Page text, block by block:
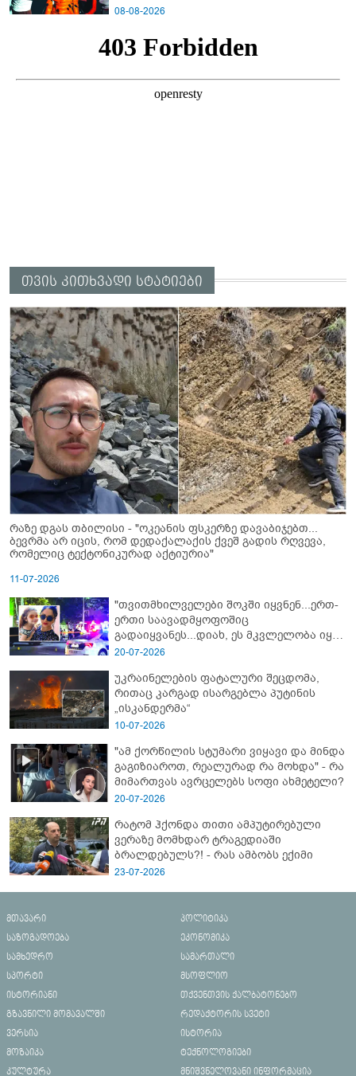
08-08-2026
თვის კითხვადი სტატიები
რაზე დგას თბილისი - "ოკეანის ფსკერზე დავაბიჯებთ...
ბევრმა არ იცის, რომ დედაქალაქის ქვეშ გადის რღვევა,
რომელიც ტექტონიკურად აქტიურია"
11-07-2026
"თვითმხილველები შოკში იყვნენ...ერთ-
ერთი საავადმყოფოშიც
გადაიყვანეს...დიახ, ეს მკვლელობა იყო"
- გორში დატრიალებული ტრაგედიის
20-07-2026
უკრაინელების ფატალური შეცდომა,
რითაც კარგად ისარგებლა პუტინის
„ისკანდერმა“
10-07-2026
"ამ ქორწილის სტუმარი ვიყავი და მინდა
გაგიზიაროთ, რეალურად რა მოხდა" - რა
მიმართვას ავრცელებს სოფი ახმეტელი?
20-07-2026
რატომ ჰქონდა თითი ამპუტირებული
ვერაზე მომხდარ ტრაგედიაში
ბრალდებულს?! - რას ამბობს ექიმი
23-07-2026
მთავარი
პოლიტიკა
საზოგადოება
ეკონომიკა
სამხედრო
სამართალი
სპორტი
მსოფლიო
ისტორიანი
თქვენთვის ქალბატონებო
გზავნილი მომავალში
რედაქტორის სვეტი
ვერსია
ისტორია
მოზაიკა
ტექნოლოგიები
კულტურა
მნიშვნელოვანი ინფორმაცია